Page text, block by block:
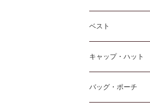
ベスト
キャップ・ハット
バッグ・ポーチ